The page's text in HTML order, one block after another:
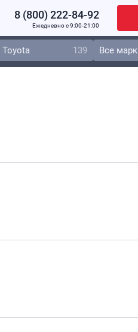
8 (800) 222-84-92
Ежедневно c 9:00-21:00
Toyota 139